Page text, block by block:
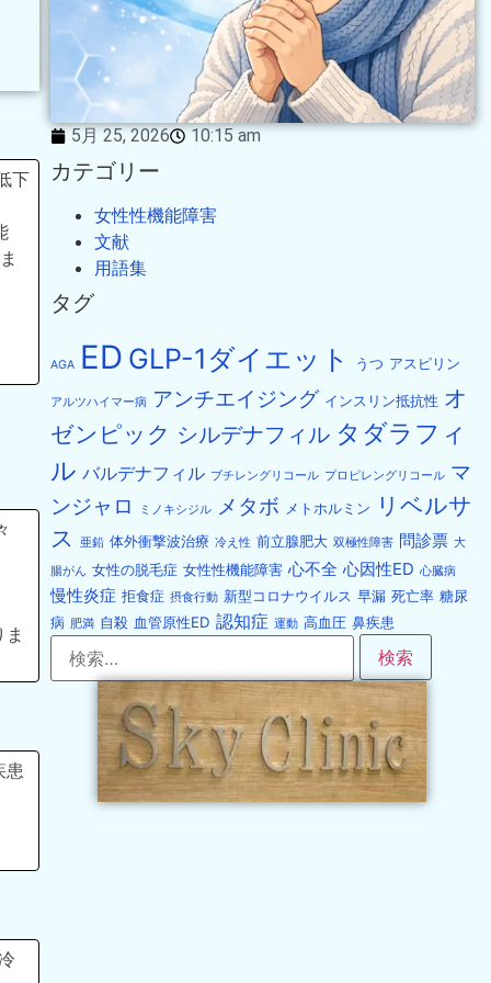
下
患
5月 25, 2026 10:15 am
カテゴリー
女性性機能障害
文献
用語集
タグ
AGA ED GLP-1ダイエット うつ アスピリン
アルツハイマー病 アンチエイジング インスリン抵抗性 オ
ゼンピック シルデナフィル タダラフィ
ル バルデナフィル ブチレングリコール プロピレングリコール マ
ンジャロ
ミノキシジル メタボ メトホルミン
リベルサ
ス
亜鉛 体外衝撃波治療 冷え性 前立腺肥大 双極性障害 問診票 大
腸がん 女性の脱毛症 女性性機能障害 心不全 心因性ED 心臓病
慢性炎症 拒食症 摂食行動 新型コロナウイルス 早漏 死亡率 糖尿
病 肥満 自殺 血管原性ED 認知症 運動 高血圧 鼻疾患